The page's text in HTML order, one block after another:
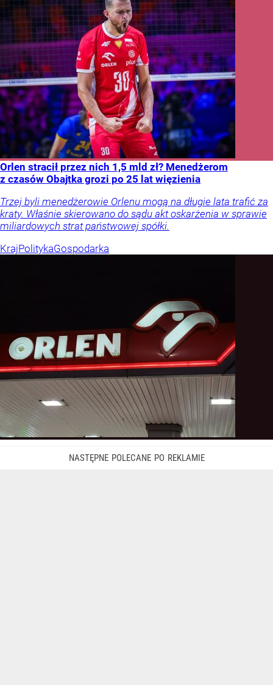
Orlen stracił przez nich 1,5 mld zł? Menedżerom
z czasów Obajtka grozi po 25 lat więzienia
Trzej byli menedżerowie Orlenu mogą na długie lata trafić za
kraty. Właśnie skierowano do sądu akt oskarżenia w sprawie
miliardowych strat państwowej spółki.
KrajPolitykaGospodarka